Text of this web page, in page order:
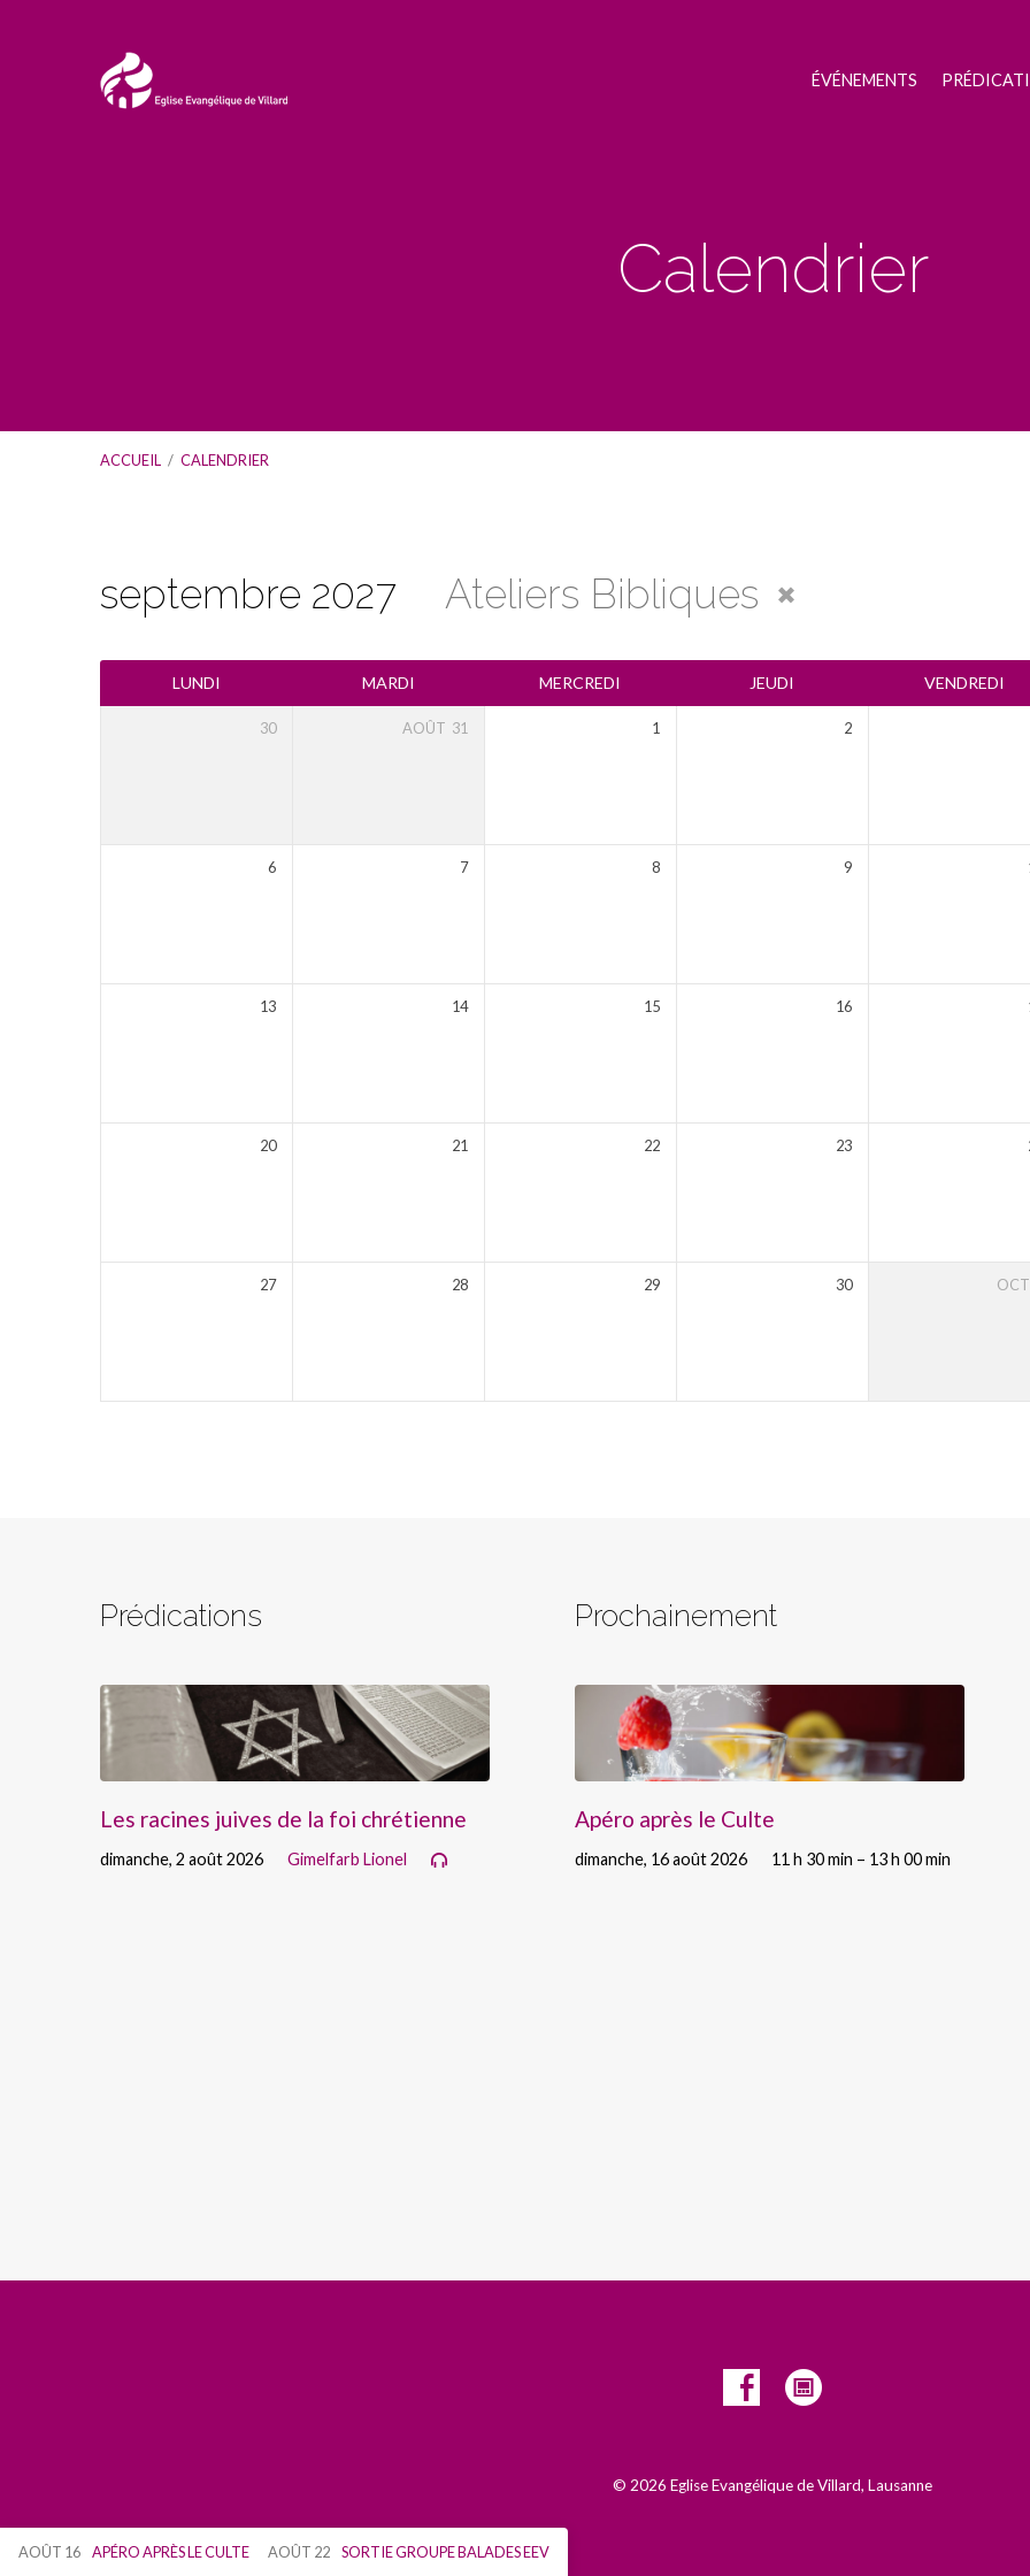
ÉVÉNEMENTS
Calendrier
ACCUEIL / CALENDRIER
Calendrier
septembre 2027 Ateliers Bibliques
LUNDI MARDI MERCREDI JEUDI VENDREDI
30 AOÛT 31 1 2
6 7 8 9
13 14 15 16
20 21 22 23
27 28 29 30 OCT
Prédications
Les racines juives de la foi chrétienne
dimanche, 2 août 2026 Gimelfarb Lionel
Prochainement
Apéro après le Culte
dimanche, 16 août 2026 11 h 30 min – 13 h 00 min
© 2026 Eglise Evangélique de Villard, Lausanne
AOÛT 16 APÉRO APRÈS LE CULTE AOÛT 22 SORTIE GROUPE BALADES EEV